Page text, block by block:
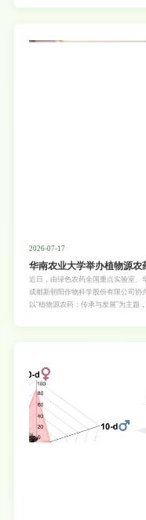
2026-07-17
华南农业大学举办植物源农
近日，由绿色农药全国重点实验室、
成都新朝阳作物科学股份有限公司协
以“植物源农药：传承与发展”为主题
产业迎来重要发展机遇。据了解，本